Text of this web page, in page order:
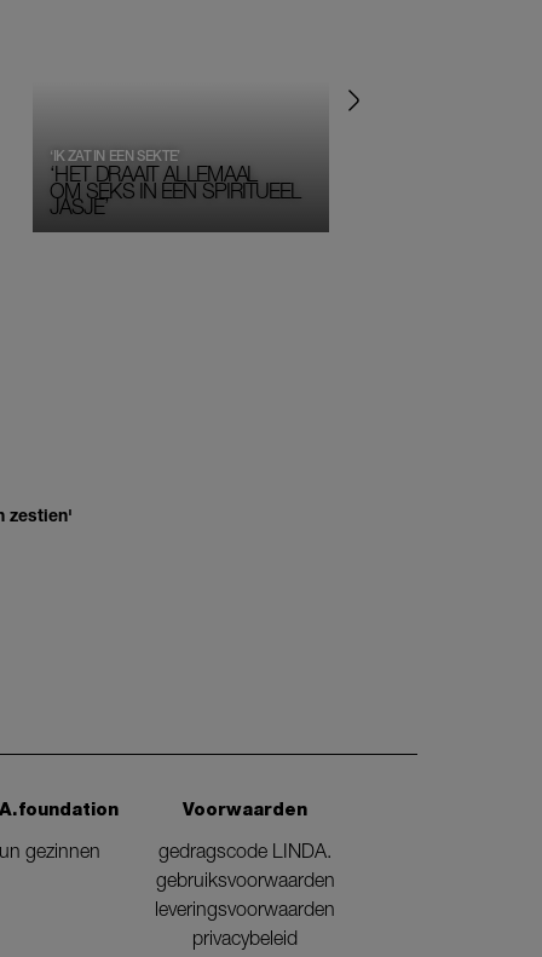
‘HET DRAAIT ALLEMAAL
OM SEKS IN EEN SPIRITUEEL
JASJE’
‘IK ZAT IN EEN SEKTE’
zestien'
gezinnen
Voorwaarden
gedragscode LINDA.
gebruiksvoorwaarden
leveringsvoorwaarden
privacybeleid